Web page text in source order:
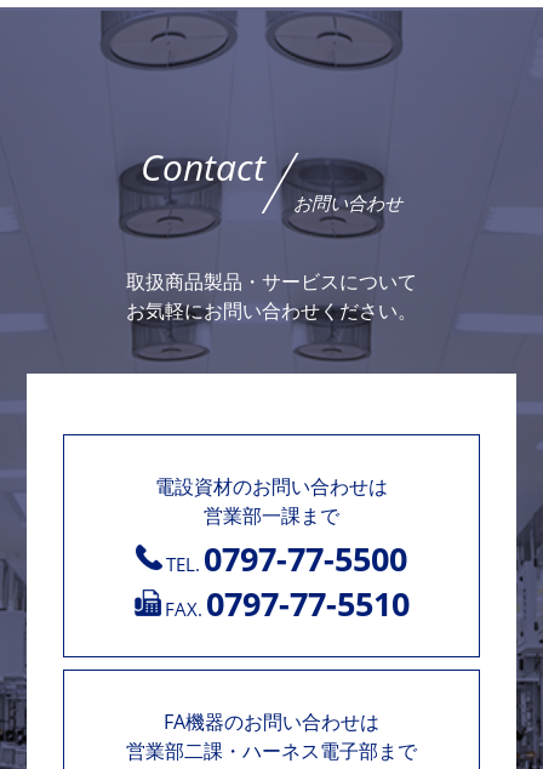
Contact
お問い合わせ
取扱商品製品・サービスについて
お気軽にお問い合わせください。
電設資材のお問い合わせは
営業部一課まで
TEL. 0797-77-5500
FAX. 0797-77-5510
FA機器のお問い合わせは
営業部二課・ハーネス電子部まで